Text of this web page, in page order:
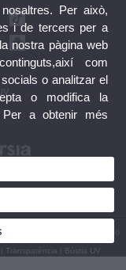
Tel. UV: (+34) 963 86 41 00
Transparència Bústia UV
Per això,
i de tercers per a
nostra pàgina web
com
o analitzar el
o modifica la
a obtenir més